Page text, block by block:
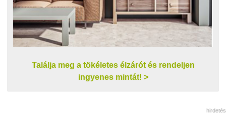
Találja meg a tökéletes élzárót és rendeljen
ingyenes mintát! >
hirdetés